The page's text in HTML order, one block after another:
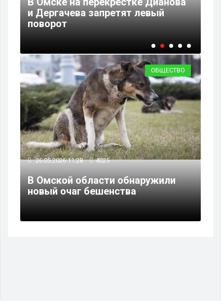
и Дергачева запретят левый
поворот
ОБЩЕСТВО
26.05.2026 11:28 4025
В Омской области обнаружили
новый очаг бешенства